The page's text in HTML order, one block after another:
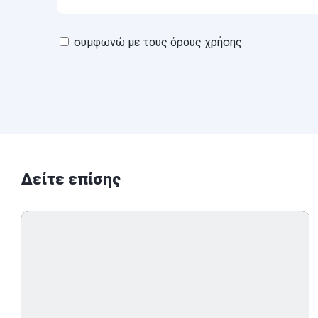
συμφωνώ με τους όρους χρήσης
Δείτε επίσης